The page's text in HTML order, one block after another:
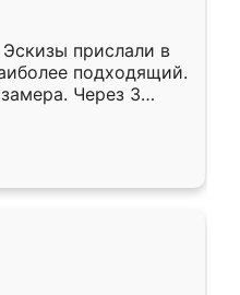
прислали в
подходящий.
Через 3
Остались
Ренессанс
работу!